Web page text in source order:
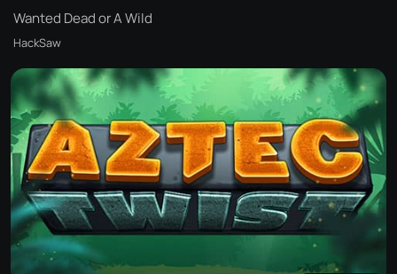
Wanted Dead or A Wild
HackSaw